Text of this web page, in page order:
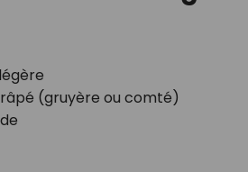
(gruyère ou comté)